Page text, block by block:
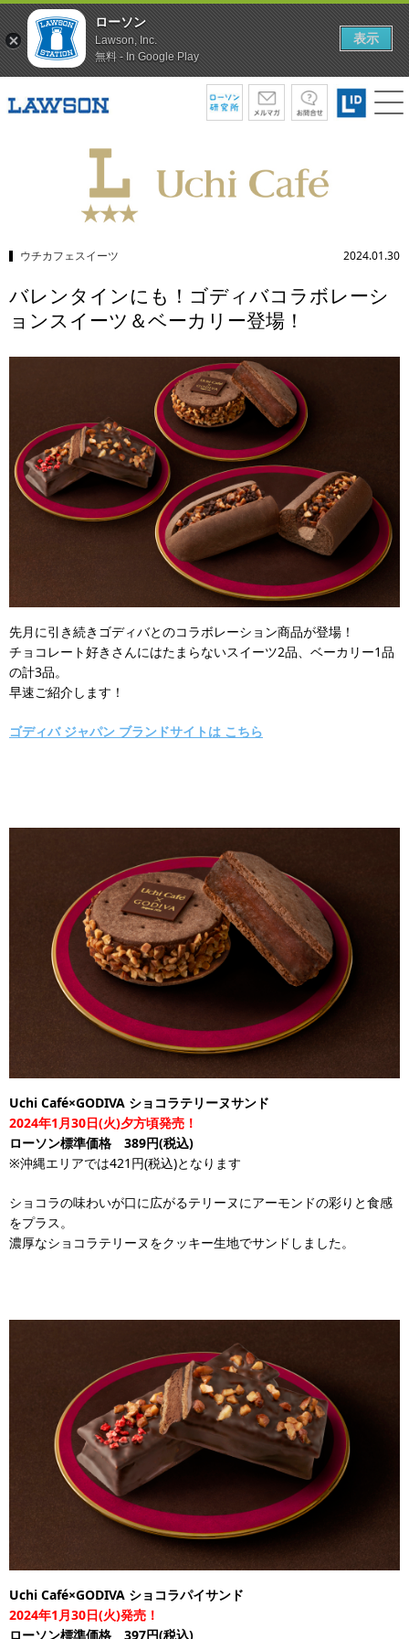
ウチカフェスイーツ 2024.01.30
バレンタインにも！ゴディバコラボレーシ
ョンスイーツ＆ベーカリー登場！
先月に引き続きゴディバとのコラボレーション商品が登場！
チョコレート好きさんにはたまらないスイーツ2品、ベーカリー1品
の計3品。​​​
早速ご紹介します！
ゴディバ ジャパン ブランドサイトは こちら
Uchi Café×GODIVA ショコラテリーヌサンド
2024年1月30日(火)夕方頃発売！
ローソン標準価格 389円(税込)
※沖縄エリアでは421円(税込)となります
ショコラの味わいが口に広がるテリーヌにアーモンドの彩りと食感
をプラス。
濃厚なショコラテリーヌをクッキー生地でサンドしました。
Uchi Café×GODIVA ショコラパイサンド
2024年1月30日(火)発売！
ローソン標準価格 397円(税込)
ローソン
Lawson, Inc.
無料 - In Google Play
表示